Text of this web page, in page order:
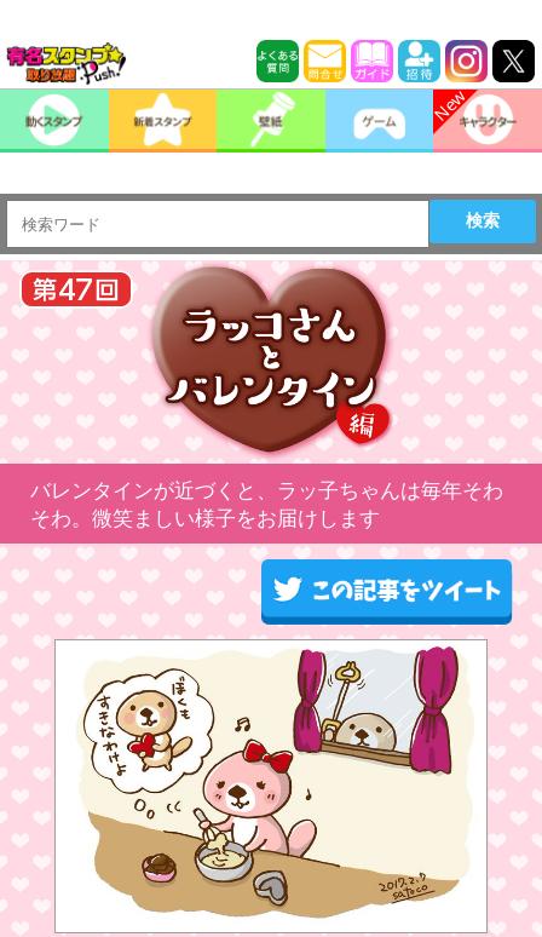
検索
バレンタインが近づくと、ラッ子ちゃんは毎年そわ
そわ。微笑ましい様子をお届けします